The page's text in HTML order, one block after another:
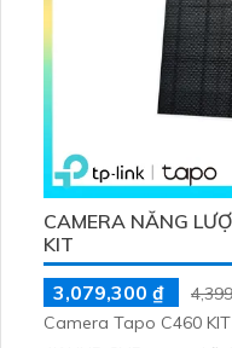
CAMERA NĂNG
KIT
3,079,300 ₫
Camera Tapo C460